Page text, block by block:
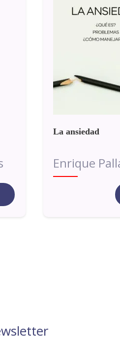
La ansiedad
Enrique